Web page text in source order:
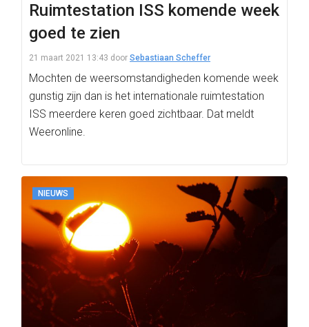
Ruimtestation ISS komende week
goed te zien
21 maart 2021 13:43 door Sebastiaan Scheffer
Mochten de weersomstandigheden komende week
gunstig zijn dan is het internationale ruimtestation
ISS meerdere keren goed zichtbaar. Dat meldt
Weeronline.
NIEUWS